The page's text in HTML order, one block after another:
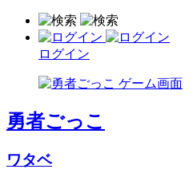
ログイン
勇者ごっこ
ワタベ